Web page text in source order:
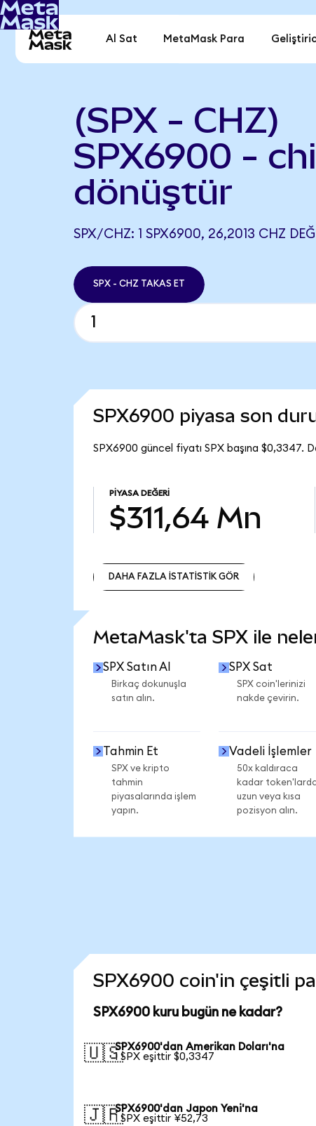
Al Sat MetaMask Para
(SPX - CHZ)
SPX6900 -
dönüştür
SPX/CHZ: 1 SPX6900, 26,2013 CHZ
SPX - CHZ TAKAS ET
SPX6900 piyasa son
SPX6900 güncel fiyatı SPX başına $0,3347.
PIYASA DEĞERI
$311,64 Mn
DAHA FAZLA İSTATİSTİK GÖR
MetaMask'ta SPX ile neler
SPX Satın Al
Birkaç dokunuşla
satın alın.
SPX Sat
SPX coin'lerinizi
nakde çevirin.
Tahmin Et
SPX ve kripto
tahmin
piyasalarında işlem
yapın.
Vadeli İşlemler
50x kaldıraca
kadar
uzun veya kısa
pozisyon alın.
SPX6900 coin'in çeşitli
SPX6900 kuru bugün ne kadar?
🇺🇸SPX6900'dan Amerikan Doları'na
1 SPX eşittir $0,3347
🇯🇵SPX6900'dan Japon Yeni'na
1 SPX eşittir ¥52,73